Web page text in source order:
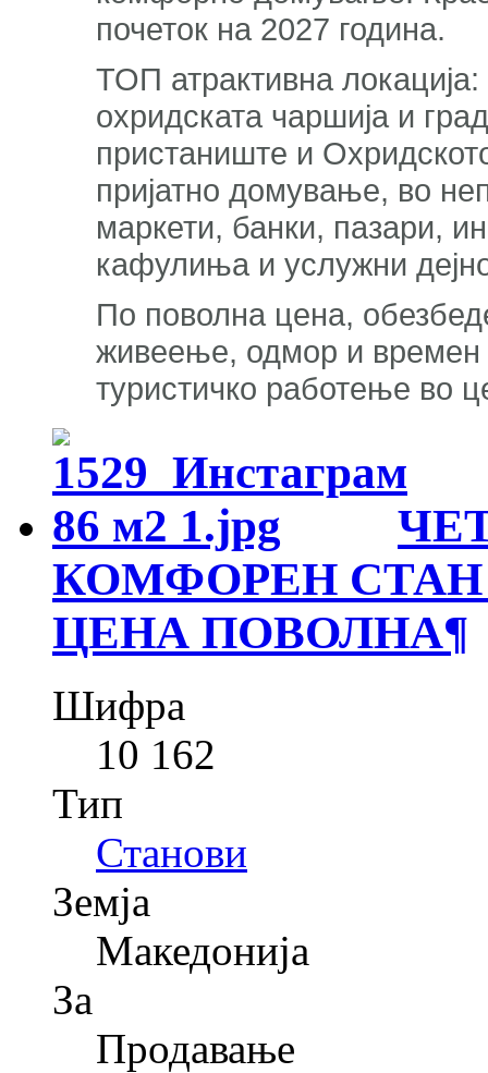
почеток на 2027 година.
ТОП атрактивна
охридската чаршија и
пристаниште и
пријатно домување, во
маркети, банки, пазари,
кафулиња и услужни
По поволна цена,
живеење, одмор и времен
туристичко работење во
КОМФОРЕН СТАН
ЦЕНА ПОВОЛНА¶
Шифра
10 162
Тип
Станови
Земја
Македонија
За
Продавање